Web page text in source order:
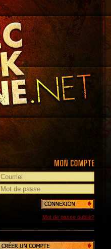
Mot de passe oublié?